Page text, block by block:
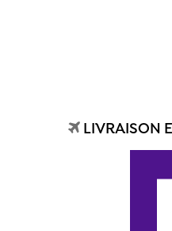
LIVRAISON